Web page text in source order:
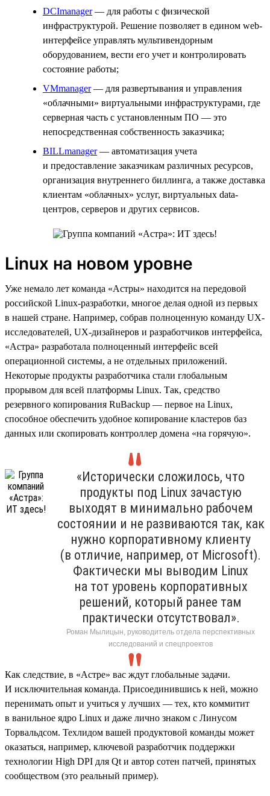
DCImanager— для работы с физической
инфраструктурой. Решение позволяет в едином web-
интерфейсе управлять мультивендорным
оборудованием, вести его учет и контролировать
состояние работы;
VMmanager— для развертывания и управления
«облачными» виртуальными инфраструктурами, где
серверная часть с установленным ПО — это
непосредственная собственность заказчика;
BILLmanager— автоматизация учета
и предоставление заказчикам различных ресурсов,
организация внутреннего биллинга, а также доставка
клиентам «облачных» услуг, виртуальных data-
центров, серверов и других сервисов.
Linux на новом уровне
Уже немало лет команда «Астры» находится на передовой
российской Linux-разработки, многое делая одной из первых
в нашей стране. Например, собрав полноценную команду UX-
исследователей, UX-дизайнеров и разработчиков интерфейса,
«Астра» разработала полноценный интерфейс всей
операционной системы, а не отдельных приложений.
Некоторые продукты разработчика стали глобальным
прорывом для всей платформы Linux. Так, средство
резервного копирования RuBackup — первое на Linux,
способное обеспечить удобное копирование кластеров баз
данных или скопировать контроллер домена «на горячую».
«Исторически сложилось, что
продукты под Linux зачастую
выходят в минимально рабочем
состоянии и не развиваются так, как
нужно корпоративному клиенту
(в отличие, например, от Microsoft).
Фактически мы выводим Linux
на тот уровень корпоративных
решений, который ранее там
практически отсутствовал».
Роман Мылицын, руководитель отдела перспективных
исследований и спецпроектов
Как следствие, в «Астре» вас ждут глобальные задачи.
И исключительная команда. Присоединившись к ней, можно
перенимать опыт и учиться у лучших — тех, кто коммитит
в ванильное ядро Linux и даже лично знаком с Линусом
Торвальдсом. Техлидом вашей продуктовой команды может
оказаться, например, ключевой разработчик поддержки
технологии High DPI для Qt и автор сотен патчей, принятых
сообществом (это реальный пример).